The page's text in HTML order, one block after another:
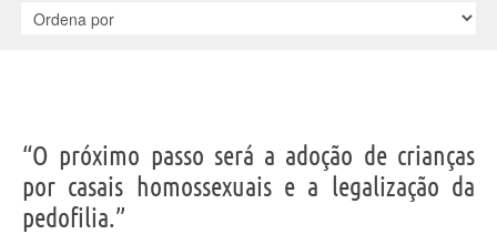
“O próximo passo será a adoção de crianças
por casais homossexuais e a legalização da
pedofilia.”